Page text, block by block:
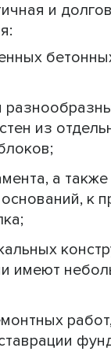
и
из
а также
к
имеют